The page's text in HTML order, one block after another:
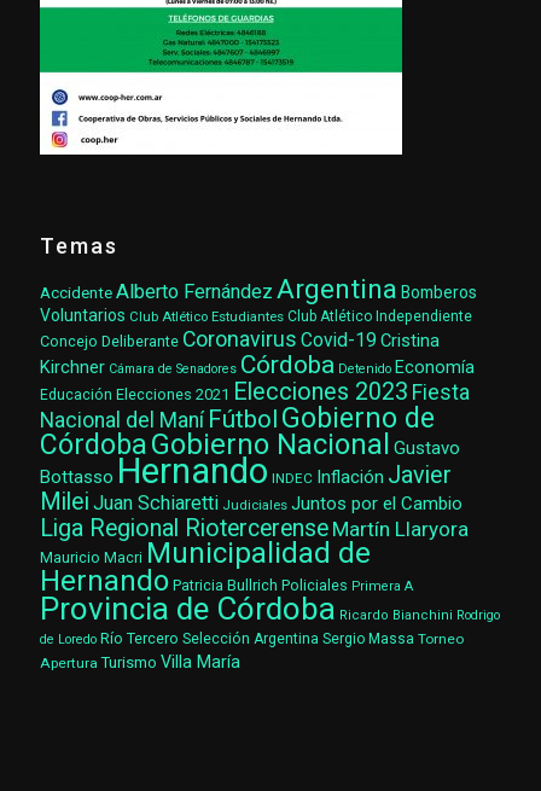
Temas
AccidenteAlberto Fernández Argentina Bomberos
Voluntarios Club Atlético Estudiantes Club Atlético Independiente
Concejo Deliberante Coronavirus Covid-19 Cristina
Kirchner Cámara de Senadores Córdoba Detenido Economía
Educación Elecciones 2021 Elecciones 2023 Fiesta
Nacional del Maní Fútbol Gobierno de
CórdobaGobierno Nacional Gustavo
Bottasso Hernando INDEC Inflación Javier
Milei Juan Schiaretti Judiciales Juntos por el Cambio
Liga Regional Riotercerense Martín Llaryora
Mauricio Macri Municipalidad de
Hernando Patricia Bullrich Policiales Primera A
Provincia de Córdoba Ricardo Bianchini Rodrigo
de Loredo Río Tercero Selección Argentina Sergio Massa Torneo
Apertura Turismo Villa María